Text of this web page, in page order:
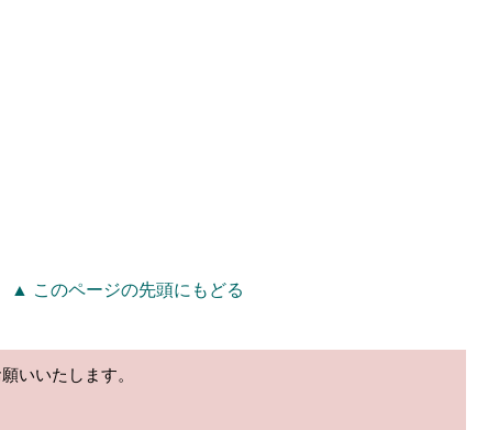
▲ このページの先頭にもどる
いいたします。